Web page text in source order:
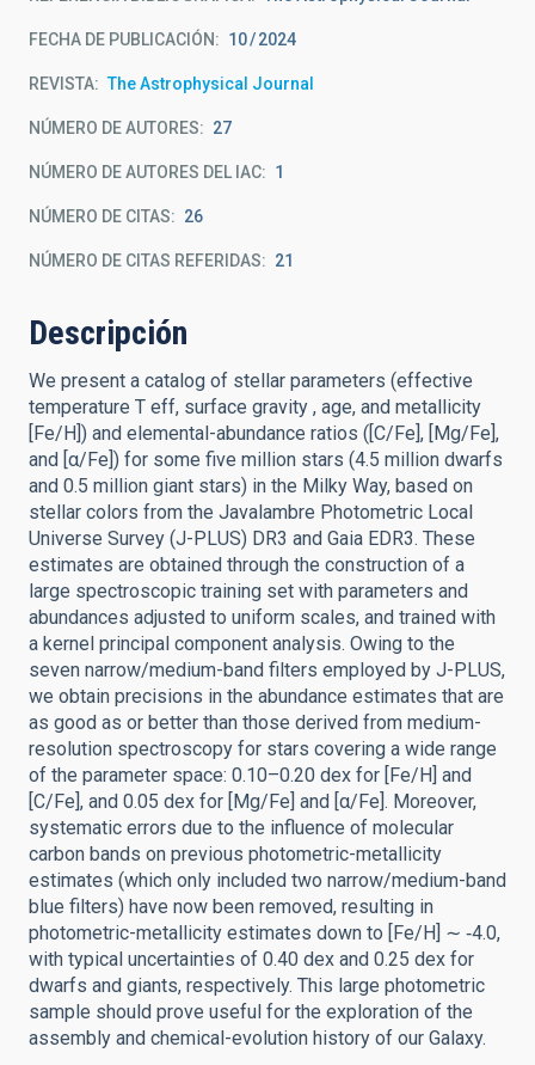
FECHA DE PUBLICACIÓN: 10 2024
REVISTA The Astrophysical Journal
NÚMERO DE AUTORES 27
NÚMERO DE AUTORES DEL IAC 1
NÚMERO DE CITAS 26
NÚMERO DE CITAS REFERIDAS 21
Descripción
We present a catalog of stellar parameters (effective
temperature T eff, surface gravity , age, and metallicity
[Fe/H]) and elemental-abundance ratios ([C/Fe], [Mg/Fe],
and [α/Fe]) for some five million stars (4.5 million dwarfs
and 0.5 million giant stars) in the Milky Way, based on
stellar colors from the Javalambre Photometric Local
Universe Survey (J-PLUS) DR3 and Gaia EDR3. These
estimates are obtained through the construction of a
large spectroscopic training set with parameters and
abundances adjusted to uniform scales, and trained with
a kernel principal component analysis. Owing to the
seven narrow/medium-band filters employed by J-PLUS,
we obtain precisions in the abundance estimates that are
as good as or better than those derived from medium-
resolution spectroscopy for stars covering a wide range
of the parameter space: 0.10–0.20 dex for [Fe/H] and
[C/Fe], and 0.05 dex for [Mg/Fe] and [α/Fe]. Moreover,
systematic errors due to the influence of molecular
carbon bands on previous photometric-metallicity
estimates (which only included two narrow/medium-band
blue filters) have now been removed, resulting in
photometric-metallicity estimates down to [Fe/H] ∼ ‑4.0,
with typical uncertainties of 0.40 dex and 0.25 dex for
dwarfs and giants, respectively. This large photometric
sample should prove useful for the exploration of the
assembly and chemical-evolution history of our Galaxy.